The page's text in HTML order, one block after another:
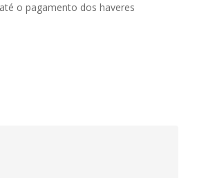
o pagamento dos haveres